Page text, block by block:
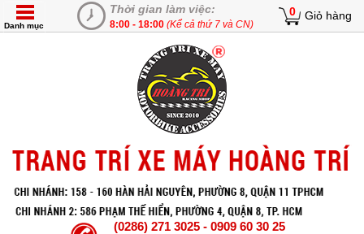
Thời gian làm việc:
8:00 - 18:00 (Kể cả thứ 7 và CN)
0 Giỏ hàng
Danh mục
(0286) 271 3025 - 0909 60 30 25